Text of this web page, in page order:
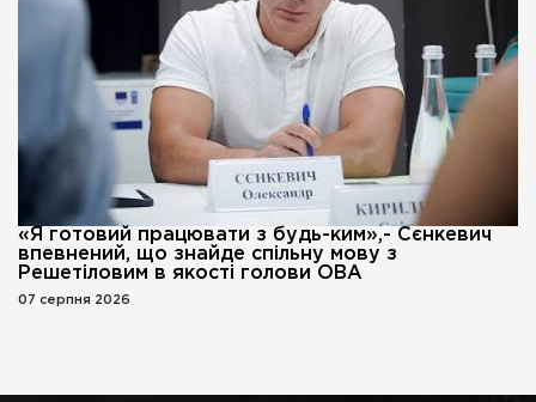
«Я готовий працювати з будь-ким»,- Сєнкевич
впевнений, що знайде спільну мову з
Решетіловим в якості голови ОВА
07 серпня 2026